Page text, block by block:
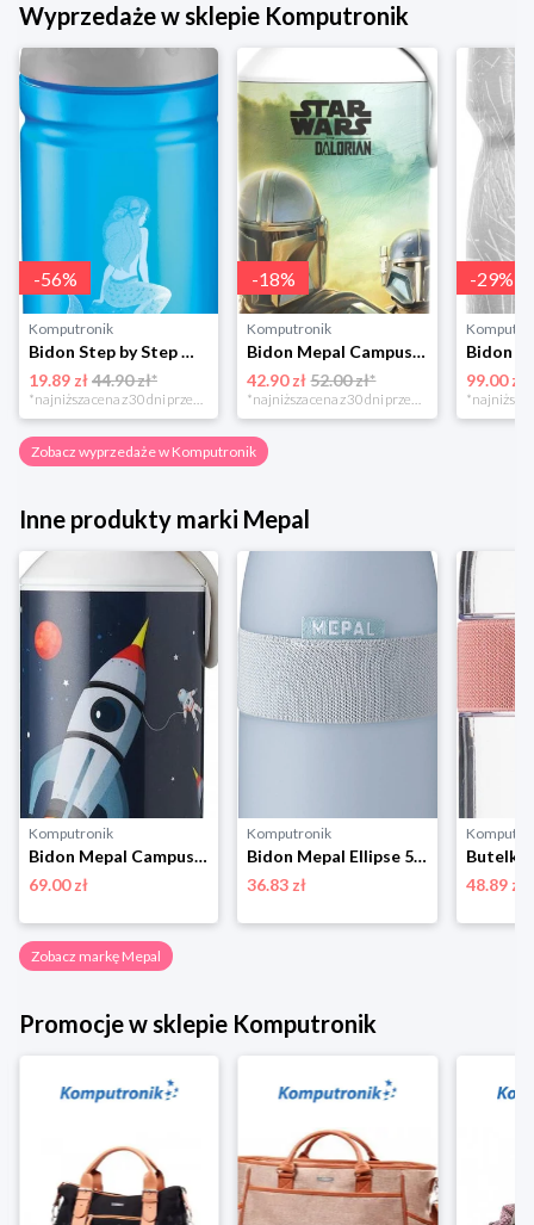
Wyprzedaże w sklepie Komputronik
-56%
Komputronik
Bidon Step by Step Mermaid 183835 Step By Step
19.89 zł44.90 zł*
*najniższa cena z 30 dni przed obniżką
-18%
Komputronik
Bidon Mepal Campus Pop-Up Star Wars 400ml107410065404 beżowy
42.90 zł 52.00 zł*
*najniższa cena z 30 dni przed obniżką
-29%
99.00 zł
Zobacz wyprzedaże w Komputronik
Inne produkty marki Mepal
Komputronik
Bidon Mepal Campus Pop-Up Space 400ml 107410065389
69.00 zł
Komputronik
Bidon Mepal Ellipse 500 ml 107745015700 jasnoniebieski
36.83 zł
48.89 zł
Zobacz markę Mepal
Promocje w sklepie Komputronik